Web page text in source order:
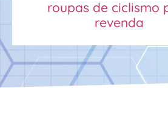
roupas de ciclismo
revenda